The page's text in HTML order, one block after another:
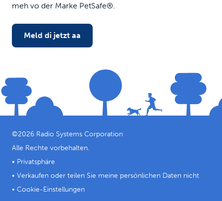
meh vo der Marke PetSafe®.
Meld di jetzt aa
©2026 Radio Systems Corporation
Alle Rechte vorbehalten.
• Privatsphäre
• Verkaufen oder teilen Sie meine persönlichen Daten nicht
• Cookie-Einstellungen